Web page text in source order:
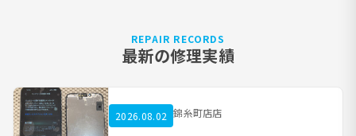
REPAIR RECORDS
最新の修理実績
2026.08.02 錦糸町店店